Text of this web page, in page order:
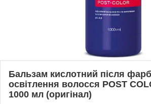
Бальзам кислотний після
освітлення волосся POST
1000 мл (оригінал)